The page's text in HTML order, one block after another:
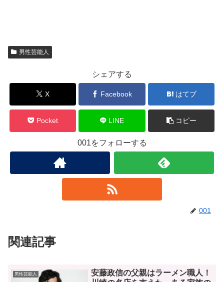
男性芸能人
シェアする
X Facebook はてブ
Pocket LINE コピー
001をフォローする
001
関連記事
男性芸能人
安藤政信の父親はラーメン職人！